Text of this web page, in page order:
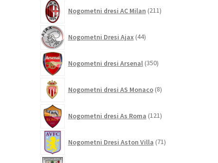
Nogometni dresi AC Milan 211izdelkov
Nogometni Dresi Ajax 44izdelkov
Nogometni dresi Arsenal 350izdelkov
Nogometni dresi AS Monaco 8izdelkov
Nogometni dresi As Roma 121izdelkov
Nogometni Dresi Aston Villa 71izdelkov